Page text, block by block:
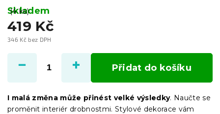
419 Kč
346 Kč bez DPH
cena:
Skladem
(4 ks)
Přidat do košíku
I malá změna může přinést velké výsledky. Naučte se
proměnit interiér drobnostmi. Stylové dekorace vám